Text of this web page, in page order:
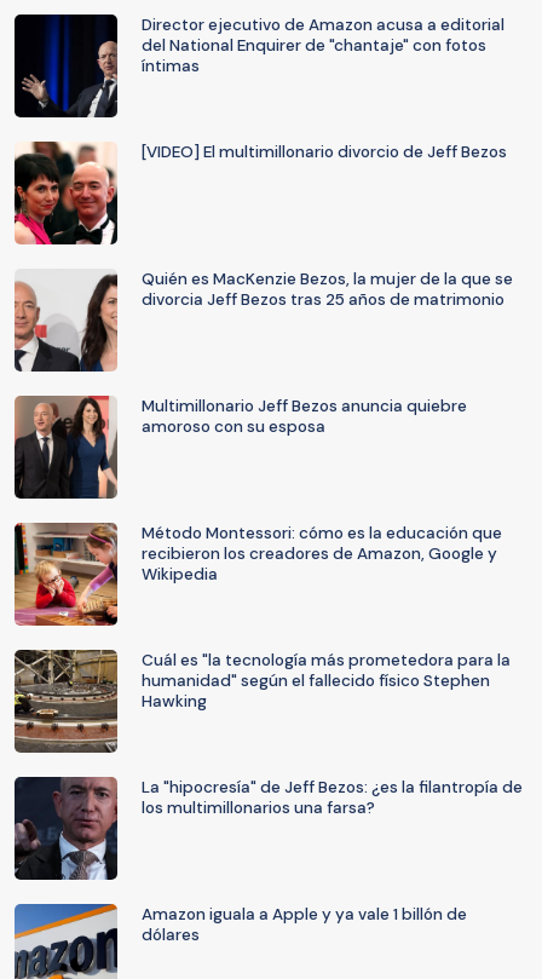
Director ejecutivo de Amazon acusa a editorial
del National Enquirer de "chantaje" con fotos
íntimas
[VIDEO] El multimillonario divorcio de Jeff Bezos
Quién es MacKenzie Bezos, la mujer de la que se
divorcia Jeff Bezos tras 25 años de matrimonio
Multimillonario Jeff Bezos anuncia quiebre
amoroso con su esposa
Método Montessori: cómo es la educación que
recibieron los creadores de Amazon, Google y
Wikipedia
Cuál es "la tecnología más prometedora para la
humanidad" según el fallecido físico Stephen
Hawking
La "hipocresía" de Jeff Bezos: ¿es la filantropía de
los multimillonarios una farsa?
Amazon iguala a Apple y ya vale 1 billón de
dólares